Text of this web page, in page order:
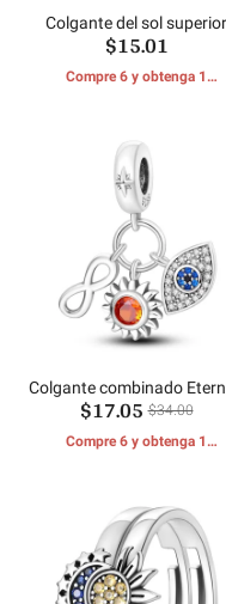
Colgante del sol superior
$15.01
Compre 6 y obtenga 1
Colgante combinado
Talisman
$17.05 $34.00
Compre 6 y obtenga 1